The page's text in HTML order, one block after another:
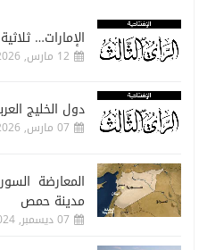
الإمارات…
12 مارس, 2026
دول الخليج
07 مارس, 2026
المعارضة
مدينة حمص
07 ديسمبر, 2024